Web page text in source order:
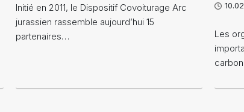
Initié en 2011, le Dispositif Covoiturage Arc
jurassien rassemble aujourd’hui 15
partenaires…
Les